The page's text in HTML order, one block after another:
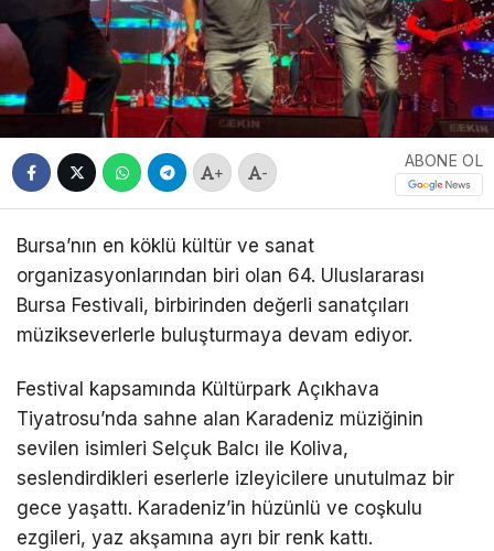
+ -
ABONE OL
Bursa’nın en köklü kültür ve sanat
organizasyonlarından biri olan 64. Uluslararası
Bursa Festivali, birbirinden değerli sanatçıları
müzikseverlerle buluşturmaya devam ediyor.
Festival kapsamında Kültürpark Açıkhava
Tiyatrosu’nda sahne alan Karadeniz müziğinin
sevilen isimleri Selçuk Balcı ile Koliva,
seslendirdikleri eserlerle izleyicilere unutulmaz bir
gece yaşattı. Karadeniz’in hüzünlü ve coşkulu
ezgileri, yaz akşamına ayrı bir renk kattı.